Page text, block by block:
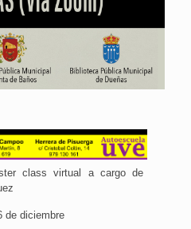
class virtual a cargo de
de diciembre